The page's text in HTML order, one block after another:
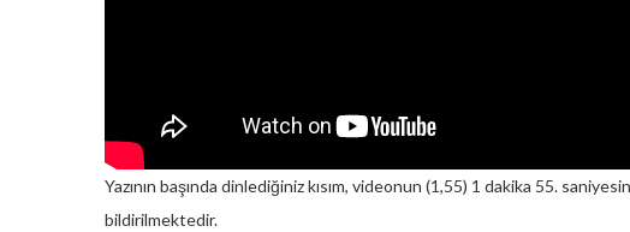
Yazının başında dinlediğiniz kısım, videonun (1,55) 1 dakika 55.
bildirilmektedir.